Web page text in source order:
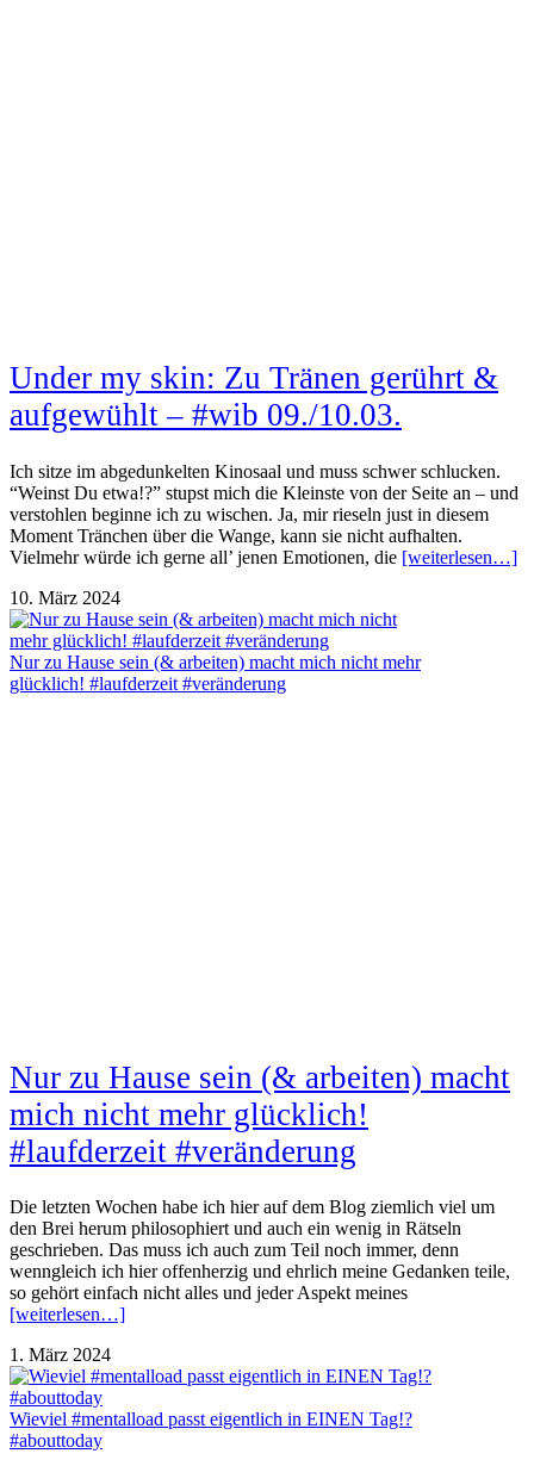
Under my skin: Zu Tränen gerührt &
aufgewühlt – #wib 09./10.03.
Ich sitze im abgedunkelten Kinosaal und muss schwer schlucken.
“Weinst Du etwa!?” stupst mich die Kleinste von der Seite an – und
verstohlen beginne ich zu wischen. Ja, mir rieseln just in diesem
Moment Tränchen über die Wange, kann sie nicht aufhalten.
Vielmehr würde ich gerne all’ jenen Emotionen, die [weiterlesen…]
10. März 2024
Nur zu Hause sein (& arbeiten) macht mich nicht mehr
glücklich! #laufderzeit #veränderung
Nur zu Hause sein (& arbeiten) macht
mich nicht mehr glücklich!
#laufderzeit #veränderung
Die letzten Wochen habe ich hier auf dem Blog ziemlich viel um
den Brei herum philosophiert und auch ein wenig in Rätseln
geschrieben. Das muss ich auch zum Teil noch immer, denn
wenngleich ich hier offenherzig und ehrlich meine Gedanken teile,
so gehört einfach nicht alles und jeder Aspekt meines
[weiterlesen…]
1. März 2024
Wieviel #mentalload passt eigentlich in EINEN Tag!?
#abouttoday